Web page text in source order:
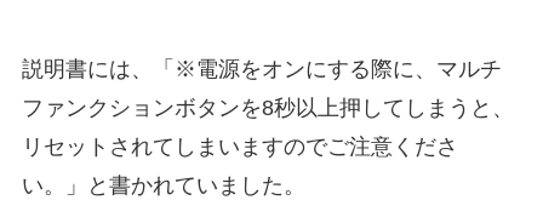
説明書には、「※電源をオンにする際に、マルチ
ファンクションボタンを8秒以上押してしまうと、
リセットされてしまいますのでご注意くださ
い。」と書かれていました。